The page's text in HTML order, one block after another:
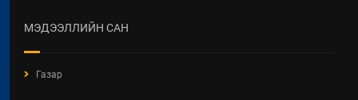
МЭДЭЭЛЛИЙН САН
Газар